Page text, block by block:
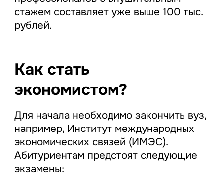
стажем составляет уже выше 100 тыс.
рублей.
Как стать
экономистом?
Для начала необходимо закончить вуз,
например, Институт международных
экономических связей (ИМЭС).
Абитуриентам предстоят следующие
экзамены: